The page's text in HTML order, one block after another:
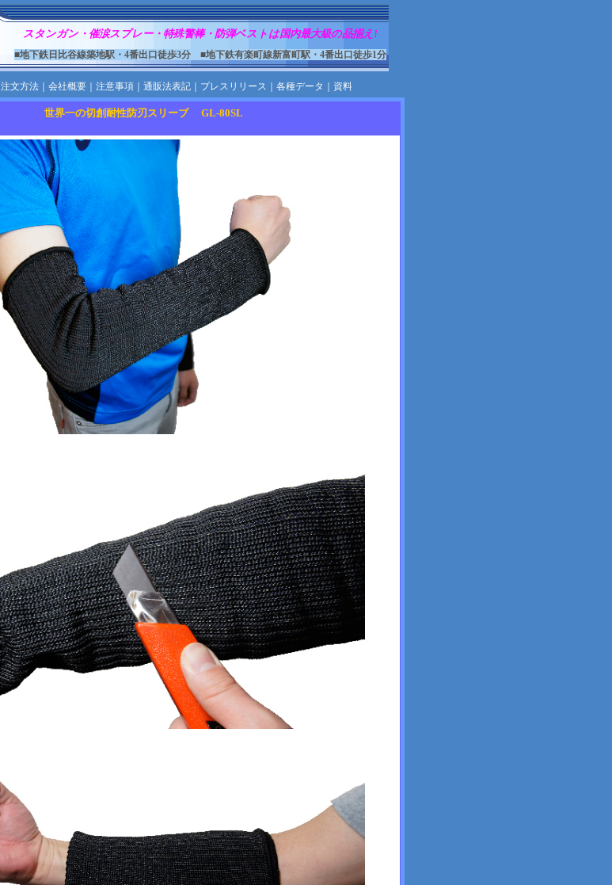
スタンガン・催涙スプレー・特殊警棒・防弾ベストは国内最大級の品揃え!
■地下鉄日比谷線築地駅・4番出口徒歩3分 ■地下鉄有楽町線新富町駅・4番出口徒歩1分
注文方法｜ 会社概要｜ 注意事項｜ 通販法表記｜ プレスリリース 各種データ 資料
世界一の切創耐性防刃スリーブ GL-80SL